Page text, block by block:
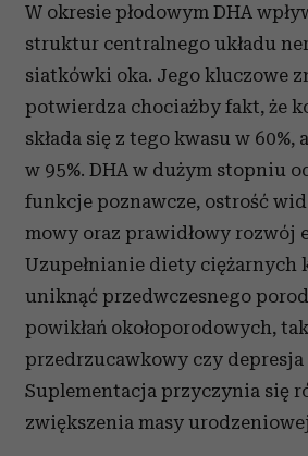
W okresie płodowym DHA
struktur centralnego układu
siatkówki oka. Jego kluczowe
potwierdza chociażby fakt, że
składa się z tego kwasu w 60%,
w 95%. DHA w dużym stopniu
funkcje poznawcze, ostrość
mowy oraz prawidłowy rozwój
Uzupełnianie diety ciężarnych
uniknąć przedwczesnego
powikłań okołoporodowych,
przedrzucawkowy czy
Suplementacja przyczynia się
zwiększenia masy